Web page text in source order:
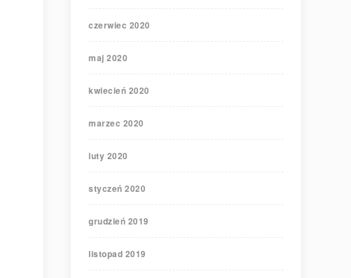
czerwiec 2020
maj 2020
kwiecień 2020
marzec 2020
luty 2020
styczeń 2020
grudzień 2019
listopad 2019